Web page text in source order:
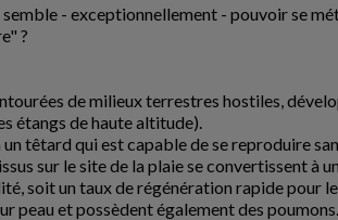
- exceptionnellement - pouvoir se
?
de milieux terrestres hostiles,
étangs de haute altitude).
têtard qui est capable de se reproduire
sur le site de la plaie se convertissent à
soit un taux de régénération rapide pour
peau et possèdent également des poumons.